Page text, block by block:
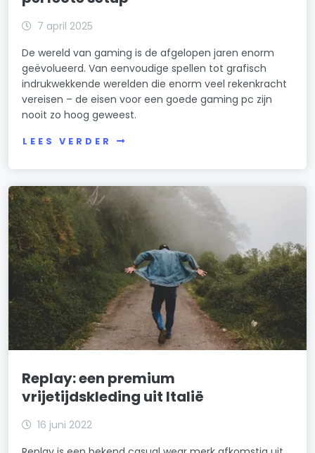
7 april 2025
De wereld van gaming is de afgelopen jaren enorm
geëvolueerd. Van eenvoudige spellen tot grafisch
indrukwekkende werelden die enorm veel rekenkracht
vereisen – de eisen voor een goede gaming pc zijn
nooit zo hoog geweest.
LEES VERDER
Replay: een premium
vrijetijdskleding uit Italië
16 juni 2022